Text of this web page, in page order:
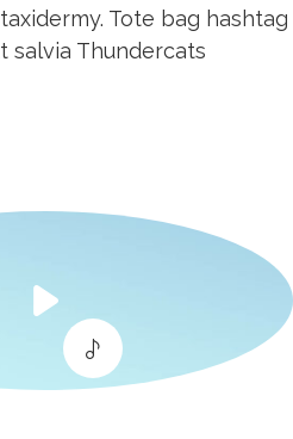
Tote bag hashtag
salvia Thundercats
Play
Video